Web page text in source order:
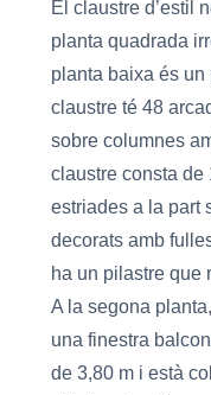
El claustre d’estil
planta quadrada
planta baixa és un
claustre té 48
sobre columnes
claustre consta de
estriades a la part
decorats amb
ha un pilastre que
A la segona
una finestra
de 3,80 m i està